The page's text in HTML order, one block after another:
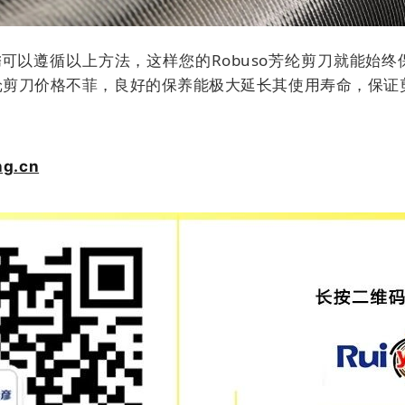
可以遵循以上方法，这样您的Robuso芳纶剪刀就能始
刀价格不菲，良好的保养能极大延长其使用寿命，保证